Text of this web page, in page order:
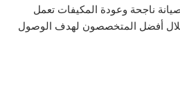
ناجحة وعودة المكيفات تعمل
أفضل المتخصصون لهدف الوصول